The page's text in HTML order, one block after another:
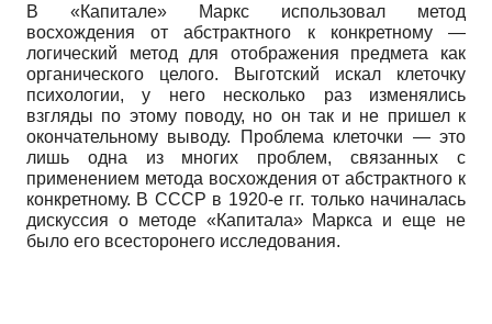
В «Капитале» Маркс использовал метод
восхождения от абстрактного к конкретному —
логический метод для отображения предмета как
органического целого. Выготский искал клеточку
психологии, у него несколько раз изменялись
взгляды по этому поводу, но он так и не пришел к
окончательному выводу. Проблема клеточки — это
лишь одна из многих проблем, связанных с
применением метода восхождения от абстрактного к
конкретному. В СССР в 1920-е гг. только начиналась
дискуссия о методе «Капитала» Маркса и еще не
было его всесторонего исследования.